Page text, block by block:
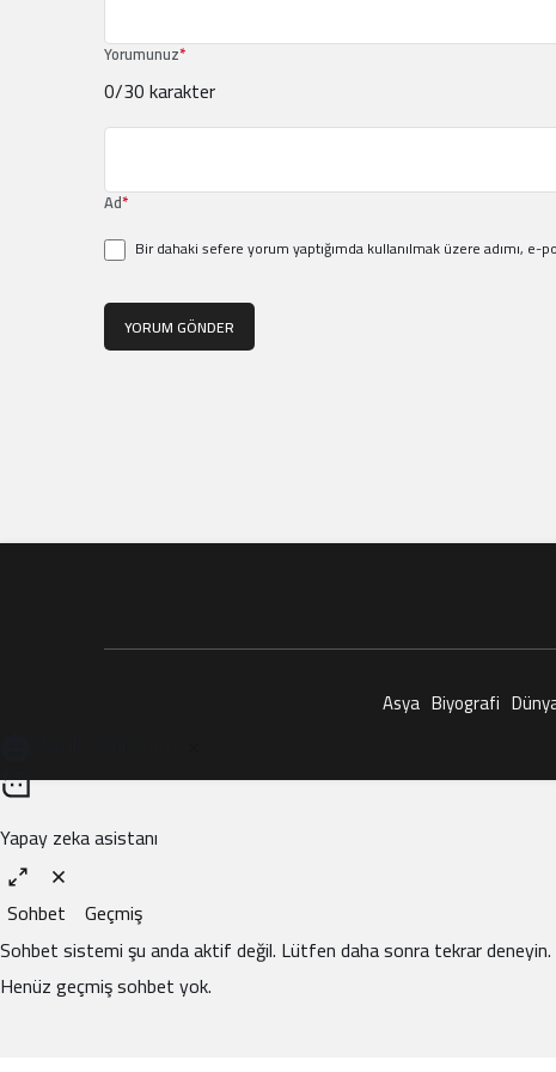
Yorumunuz*
0/30 karakter
Ad*
Bir dahaki sefere yorum yaptığımda kullanılmak üzere adımı,
YORUM GÖNDER
Asya Biyografi
Yapay zeka asistanı
Sohbet Geçmiş
Sohbet sistemi şu anda aktif değil. Lütfen daha sonra tekrar deneyin.
Henüz geçmiş sohbet yok.